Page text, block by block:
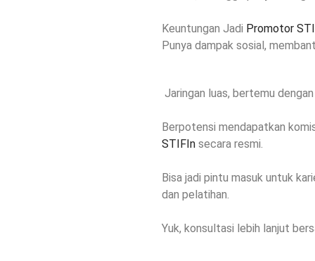
Keuntungan Jadi Promotor
Punya dampak sosial,
Jaringan luas, bertemu
Berpotensi mendapatkan
STIFIn secara resmi.
Bisa jadi pintu masuk untuk
dan pelatihan.
Yuk, konsultasi lebih lanjut